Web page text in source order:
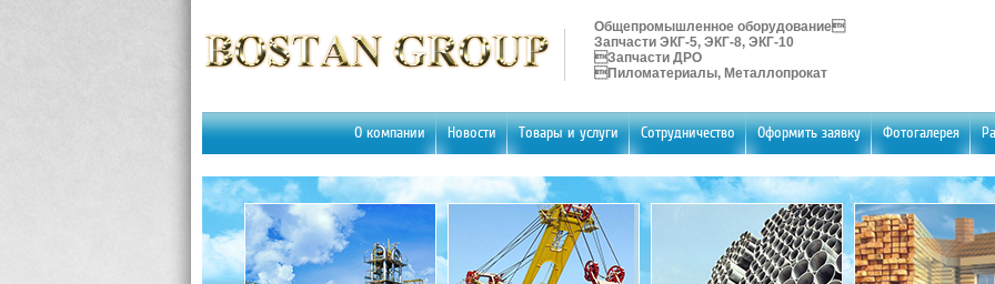
Общепромышленное оборудование
Запчасти ЭКГ-5, ЭКГ-8, ЭКГ-10
Запчасти ДРО
Пиломатериалы, Металлопрокат
О компании Новости Товары и услуги Сотрудничество Оформить заявку Фотогалерея